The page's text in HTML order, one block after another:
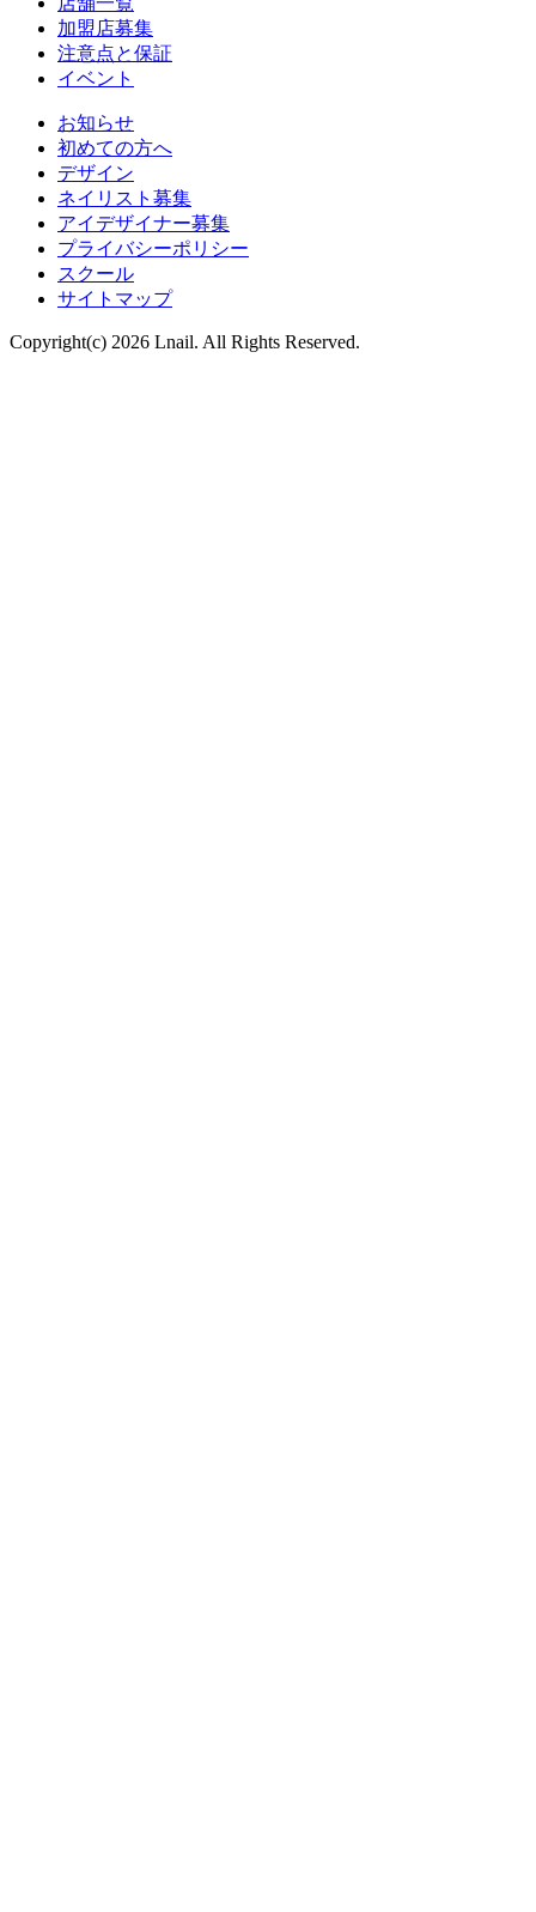
加盟店募集
注意点と保証
イベント
お知らせ
初めての方へ
デザイン
ネイリスト募集
アイデザイナー募集
プライバシーポリシー
スクール
サイトマップ
Copyright(c) 2026 Lnail. All Rights Reserved.